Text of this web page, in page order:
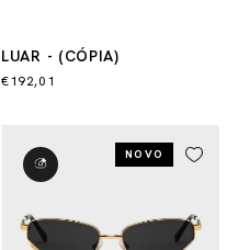
LUAR - (CÓPIA)
€192,01
NOVO